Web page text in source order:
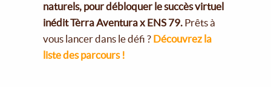
naturels, pour débloquer le succès virtuel
inédit Tèrra Aventura x ENS 79. Prêts à
vous lancer dans le défi ? Découvrez la
liste des parcours !